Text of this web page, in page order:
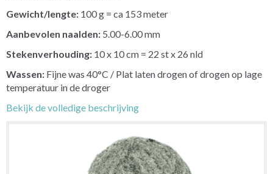
Gewicht/lengte: 100 g = ca 153 meter
Aanbevolen naalden: 5.00-6.00 mm
Stekenverhouding: 10 x 10 cm = 22 st x 26 nld
Wassen: Fijne was 40°C / Plat laten drogen of drogen op lage
temperatuur in de droger
Bekijk de volledige beschrijving